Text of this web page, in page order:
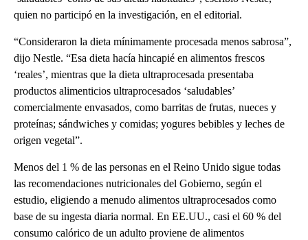
quien no participó en la investigación, en el editorial.
“Consideraron la dieta mínimamente procesada menos sabrosa”,
dijo Nestle. “Esa dieta hacía hincapié en alimentos frescos
‘reales’, mientras que la dieta ultraprocesada presentaba
productos alimenticios ultraprocesados ‘saludables’
comercialmente envasados, como barritas de frutas, nueces y
proteínas; sándwiches y comidas; yogures bebibles y leches de
origen vegetal”.
Menos del 1 % de las personas en el Reino Unido sigue todas
las recomendaciones nutricionales del Gobierno, según el
estudio, eligiendo a menudo alimentos ultraprocesados como
base de su ingesta diaria normal. En EE.UU., casi el 60 % del
consumo calórico de un adulto proviene de alimentos